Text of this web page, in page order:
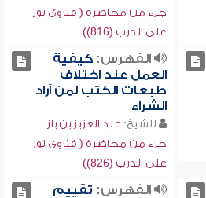
جزء من محاضرة ( فتاوى نور
على الدرب (816))
الفهرس:كيفية
العمل عند اختلاف
طبعات الكتب لمن أراد
الشراء
للشيخ: عبد العزيز بن باز
جزء من محاضرة ( فتاوى نور
على الدرب (826))
الفهرس: تقييم